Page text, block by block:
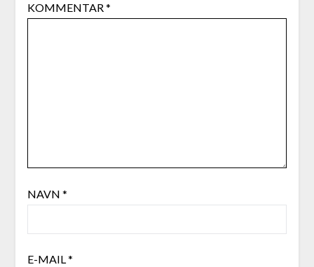
KOMMENTAR*
NAVN *
E-MAIL*